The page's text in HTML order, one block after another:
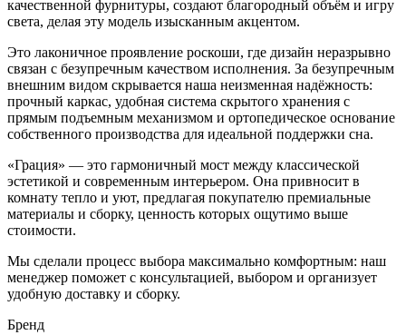
качественной фурнитуры, создают благородный объём и игру
света, делая эту модель изысканным акцентом.
Это лаконичное проявление роскоши, где дизайн неразрывно
связан с безупречным качеством исполнения. За безупречным
внешним видом скрывается наша неизменная надёжность:
прочный каркас, удобная система скрытого хранения с
прямым подъемным механизмом и ортопедическое основание
собственного производства для идеальной поддержки сна.
«Грация» — это гармоничный мост между классической
эстетикой и современным интерьером. Она привносит в
комнату тепло и уют, предлагая покупателю премиальные
материалы и сборку, ценность которых ощутимо выше
стоимости.
Мы сделали процесс выбора максимально комфортным: наш
менеджер поможет с консультацией, выбором и организует
удобную доставку и сборку.
Бренд